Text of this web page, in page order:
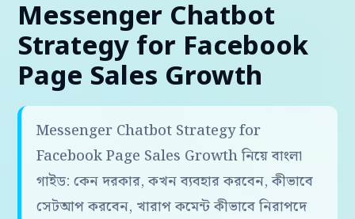
Messenger Chatbot
Strategy for Facebook
Page Sales Growth
Messenger Chatbot Strategy for
Facebook Page Sales Growth নিয়ে বাংলা
গাইড: কেন দরকার, কখন ব্যবহার করবেন, কীভাবে
সেটআপ করবেন, খারাপ কমেন্ট কীভাবে নিরাপদে